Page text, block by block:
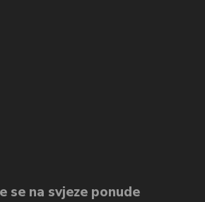
se na svjeze ponude